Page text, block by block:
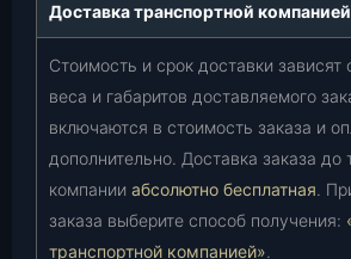
Доставка транспортной компанией
Стоимость и срок доставки зависят
веса и габаритов доставляемого
включаются в стоимость заказа и
дополнительно. Доставка заказа до
компании абсолютно бесплатная.
заказа выберите способ получения:
транспортной компанией».